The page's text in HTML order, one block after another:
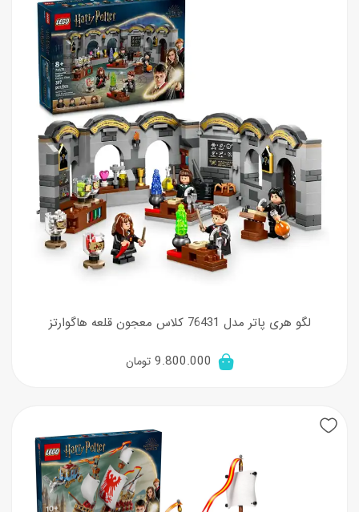
لگو هری پاتر مدل 76431 کلاس معجون قلعه هاگوارتز
9.800.000 تومان